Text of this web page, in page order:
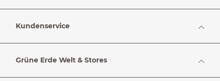
Kundenservice
Grüne Erde Welt & Stores